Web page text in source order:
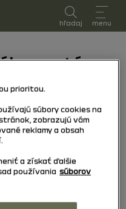
hľadaj menu
systémy
prioritou.
súbory cookies na
zobrazujú vám
reklamy a obsah
a získať ďalšie
používania súborov